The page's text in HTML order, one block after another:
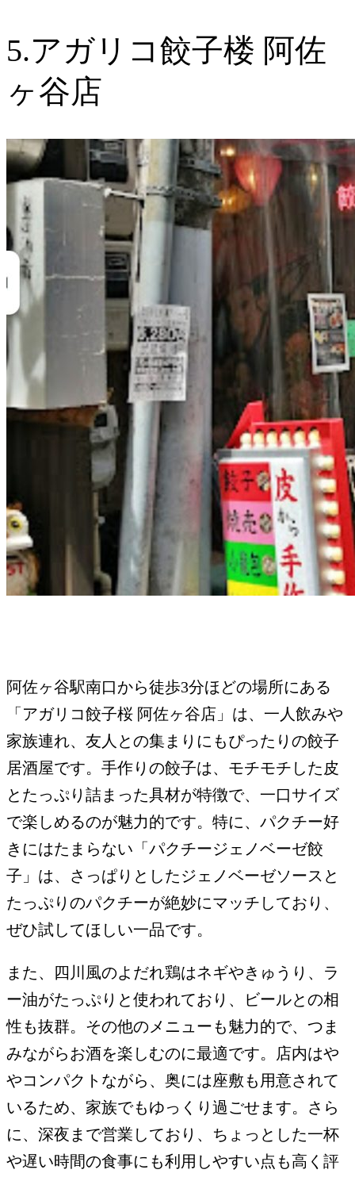
5.アガリコ餃子楼 阿佐
ヶ谷店
阿佐ヶ谷駅南口から徒歩3分ほどの場所にある
「アガリコ餃子桜 阿佐ヶ谷店」は、一人飲みや
家族連れ、友人との集まりにもぴったりの餃子
居酒屋です。手作りの餃子は、モチモチした皮
とたっぷり詰まった具材が特徴で、一口サイズ
で楽しめるのが魅力的です。特に、パクチー好
きにはたまらない「パクチージェノベーゼ餃
子」は、さっぱりとしたジェノベーゼソースと
たっぷりのパクチーが絶妙にマッチしており、
ぜひ試してほしい一品です。
また、四川風のよだれ鶏はネギやきゅうり、ラ
ー油がたっぷりと使われており、ビールとの相
性も抜群。その他のメニューも魅力的で、つま
みながらお酒を楽しむのに最適です。店内はや
やコンパクトながら、奥には座敷も用意されて
いるため、家族でもゆっくり過ごせます。さら
に、深夜まで営業しており、ちょっとした一杯
や遅い時間の食事にも利用しやすい点も高く評